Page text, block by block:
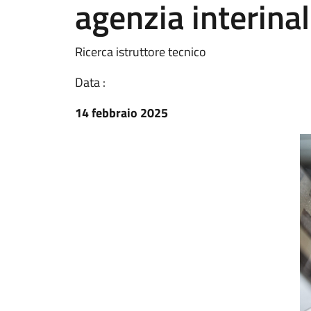
agenzia
Ricerca istruttore tecnico
Data :
14 febbraio 2025